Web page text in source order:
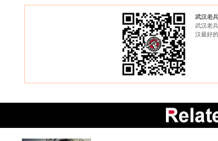
武汉老
武汉老
汉最好